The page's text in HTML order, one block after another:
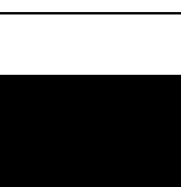
Petite enfance